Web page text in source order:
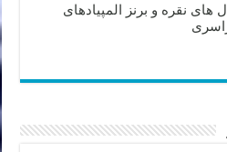
های نقره و برنز المپیادهای